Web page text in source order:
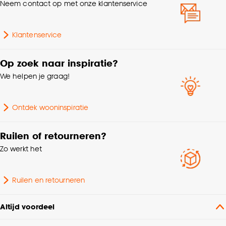
van deze kwaliteit kunnen kleine gaatjes ontstaan. Dit is
inherent aan de stof en kan niet voorkomen worden.
Interieurstijl
Milieu kenmerken
Neem contact op met onze klantenservice
Klantenservice
Op zoek naar inspiratie?
We helpen je graag!
Ontdek wooninspiratie
Ruilen of retourneren?
Zo werkt het
Ruilen en retourneren
Altijd voordeel